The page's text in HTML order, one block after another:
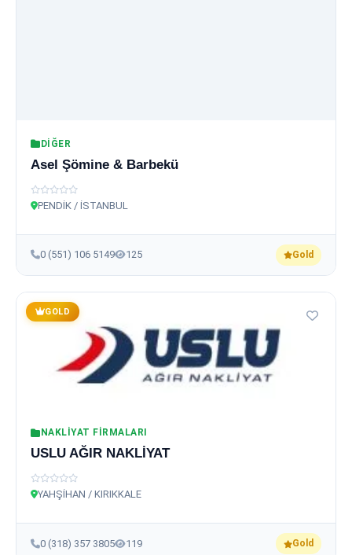
DIĞER
Asel Şömine & Barbekü
PENDİK / İSTANBUL
0 (551) 106 5149 125 Gold
GOLD
NAKLIYAT FIRMALARI
USLU AĞIR NAKLİYAT
YAHŞİHAN / KIRIKKALE
0 (318) 357 3805 119 Gold